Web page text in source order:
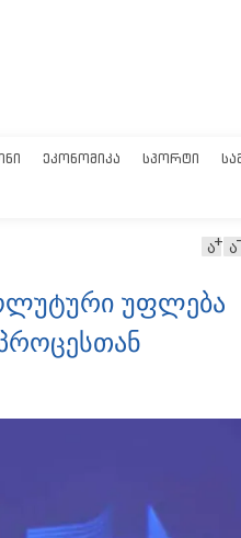
ᲔᲙᲝᲜᲝᲛᲘᲙᲐ ᲡᲞᲝᲠᲢᲘ
ა ა
უფლება